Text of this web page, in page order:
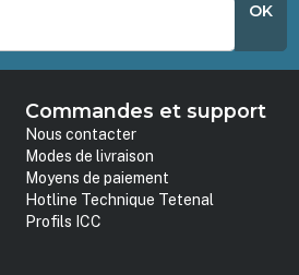
OK
Commandes et support
Nous contacter
Modes de livraison
Moyens de paiement
Hotline Technique Tetenal
Profils ICC